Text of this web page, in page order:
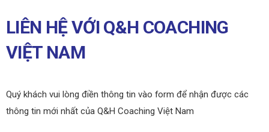
LIÊN HỆ VỚI Q&H COACHING
VIỆT NAM
Quý khách vui lòng điền thông tin vào form để nhận được các
thông tin mới nhất của Q&H Coaching Việt Nam